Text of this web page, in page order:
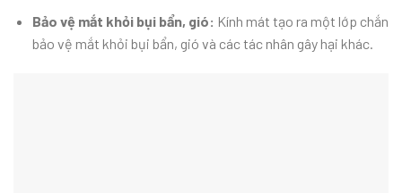
Bảo vệ mắt khỏi bụi bẩn, gió: Kính mát tạo ra một lớp chắn
bảo vệ mắt khỏi bụi bẩn, gió và các tác nhân gây hại khác.